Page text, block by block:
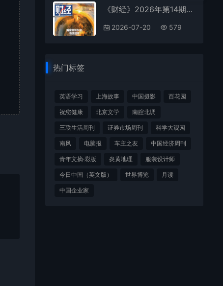
《财经》2026年第14期全彩精校PDF杂志下载
2026-07-20 579
热门标签
英语学习 上海故事 中国摄影 百花园
祝您健康 北京文学 南腔北调
三联生活周刊 证券市场周刊 科学大观园
南风 电脑报 车主之友 中国经济周刊
青年文摘·彩版 炎黄地理 服装设计师
今日中国（英文版） 世界博览 月读
中国企业家